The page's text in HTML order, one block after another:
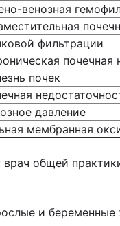
венозная
фильтрации
почечная
почек
давление
мембранная
врач общей
и